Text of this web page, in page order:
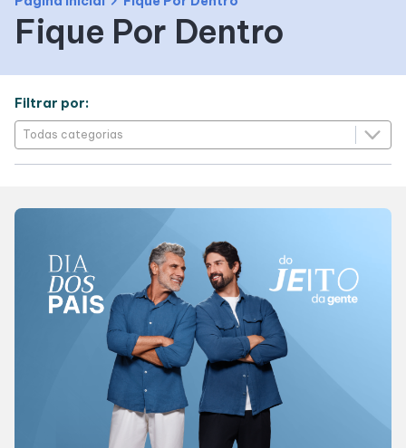
Acessar todos os horários
Mapa Interno
Facilidades
Como Chegar
Entretenimento
Cinema
Fique Por Dentro
Fique Por Dentro
Filtrar por: